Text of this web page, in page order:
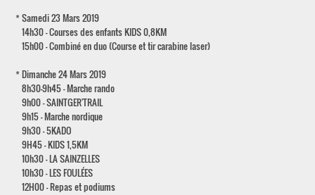
* Samedi 23 Mars 2019
14h30 - Courses des enfants KIDS 0,8KM
15h00 - Combiné en duo (Course et tir carabine laser)
* Dimanche 24 Mars 2019
8h30-9h45 - Marche rando
9h00 - SAINTGER'TRAIL
9h15 - Marche nordique
9h30 - 5KADO
9H45 - KIDS 1,5KM
10h30 - LA SAINZELLES
10h30 - LES FOULÉES
12H00 - Repas et podiums